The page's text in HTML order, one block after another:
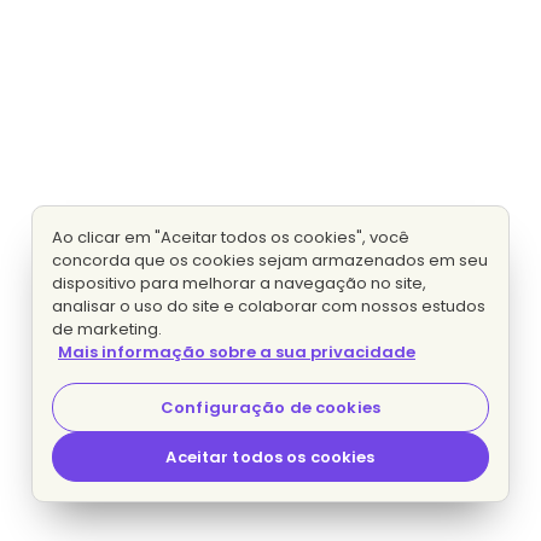
Ao clicar em "Aceitar todos os cookies", você
concorda que os cookies sejam armazenados em seu
dispositivo para melhorar a navegação no site,
analisar o uso do site e colaborar com nossos estudos
de marketing.
Mais informação sobre a sua privacidade
Configuração de cookies
Aceitar todos os cookies